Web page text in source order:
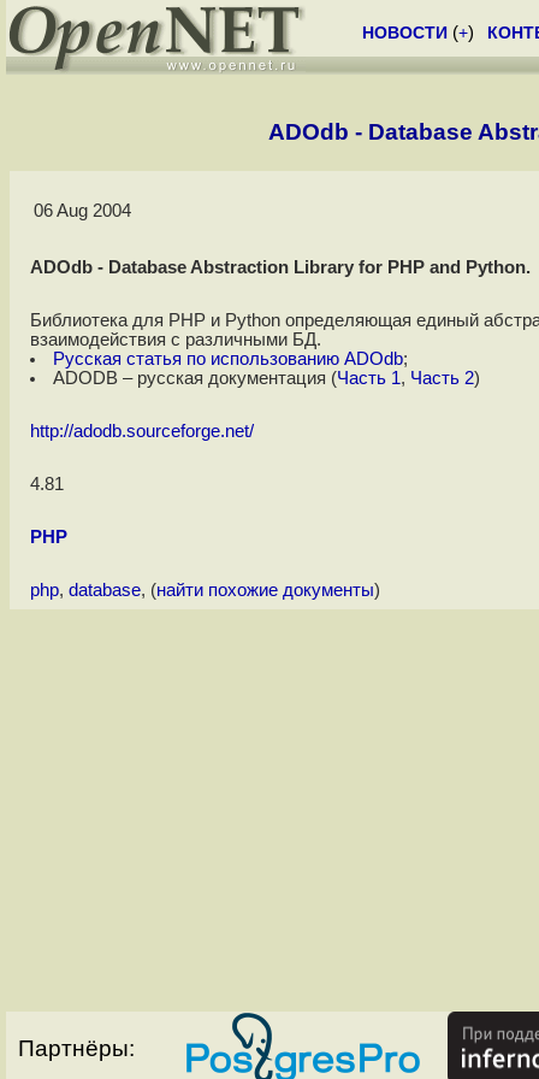
НОВОСТИ (+)
ADOdb - Database
06 Aug 2004
ADOdb - Database Abstraction Library for PHP and Python.
Библиотека для PHP и Python определяющая единый
взаимодействия с различными БД.
Русская статья по использованию ADOdb;
ADODB – русская документация (Часть 1, Часть 2)
http://adodb.sourceforge.net/
4.81
PHP
php, database, (найти похожие документы)
Партнёры: